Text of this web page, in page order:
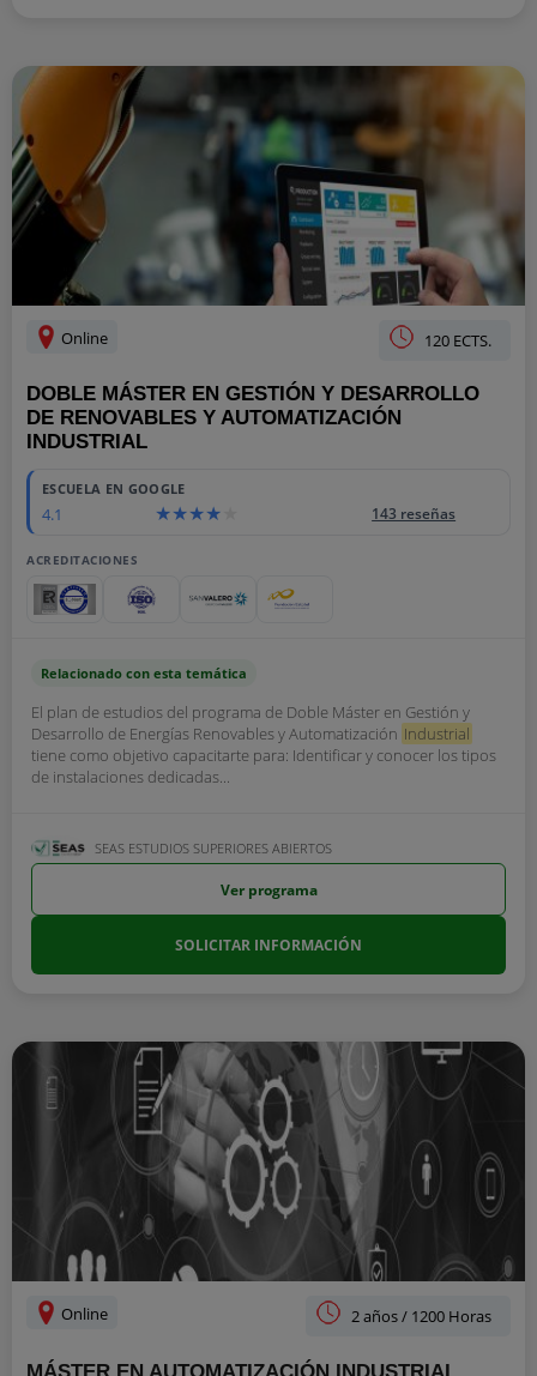
Online 120 ECTS.
DOBLE MÁSTER EN GESTIÓN Y DESARROLLO
DE RENOVABLES Y AUTOMATIZACIÓN
INDUSTRIAL
ESCUELA EN GOOGLE
4.1 143 reseñas
ACREDITACIONES
Relacionado con esta temática
El plan de estudios del programa de Doble Máster en Gestión y
Desarrollo de Energías Renovables y Automatización Industrial
tiene como objetivo capacitarte para: Identificar y conocer los tipos
de instalaciones dedicadas...
SEAS ESTUDIOS SUPERIORES ABIERTOS
Ver programa
SOLICITAR INFORMACIÓN
Online 2 años / 1200 Horas